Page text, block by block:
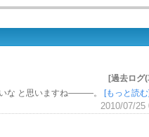
[過去ログ
いな と思いますね―――。
[もっと読む]
2010/07/25